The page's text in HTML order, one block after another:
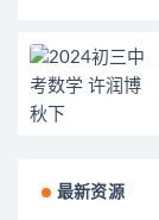
最新资源